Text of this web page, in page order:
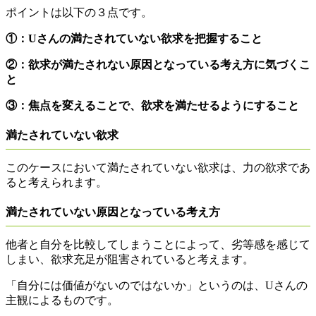
ポイントは以下の３点です。
①：Uさんの満たされていない欲求を把握すること
②：欲求が満たされない原因となっている考え方に気づくこ
と
③：焦点を変えることで、欲求を満たせるようにすること
満たされていない欲求
このケースにおいて満たされていない欲求は、 力の欲求であ
ると考えられます。
満たされていない原因となっている考え方
他者と自分を比較してしまう ことによって、劣等感を感じて
しまい、欲求充足が阻害されていると考えます。
「自分には価値がないのではないか」というのは、 Uさんの
主観によるものです。